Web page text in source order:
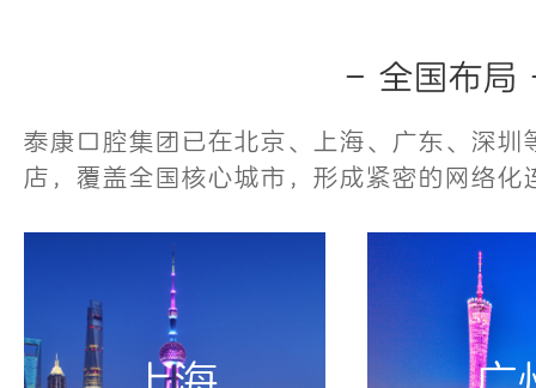
- 全国布
泰康口腔集团已在北京、上海、广东、深
店，覆盖全国核心城市，形成紧密的网络化